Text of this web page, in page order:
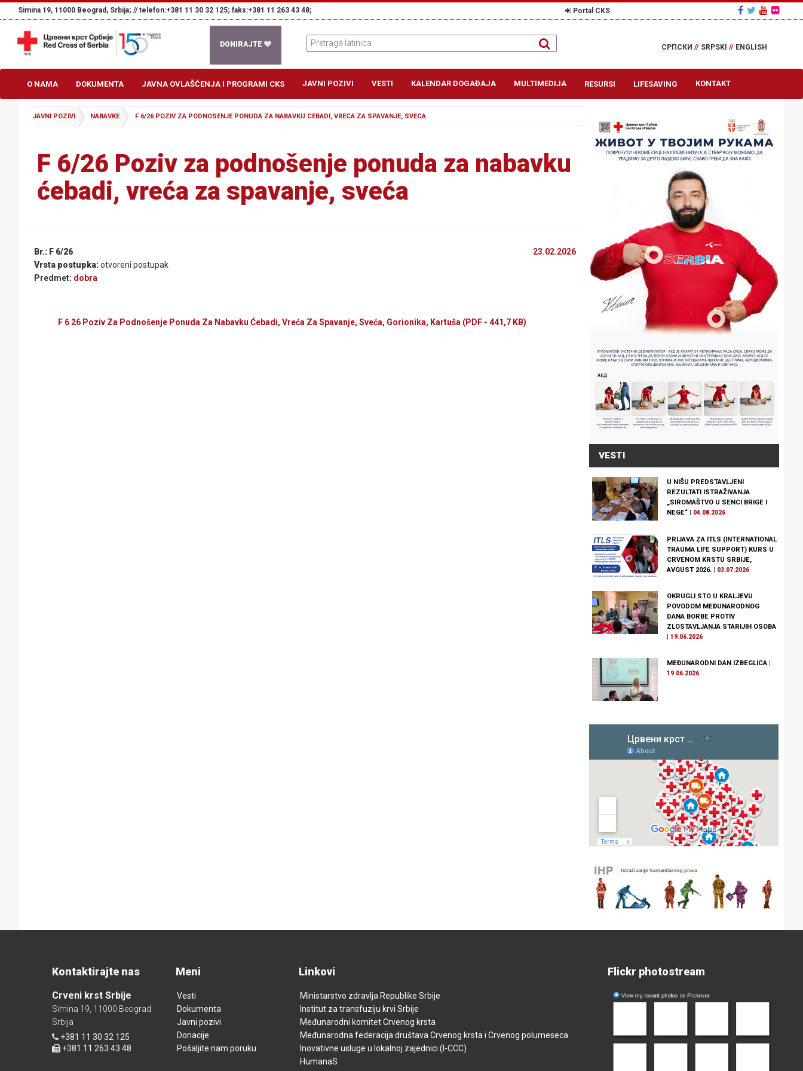
Simina 19, 11000 Beograd, Srbija; // telefon:+381 11 30 32 125; faks:+381 11 263 43 48; Portal CKS
DONIRAJTE СРПСКИ // SRPSKI // ENGLISH
O NAMA DOKUMENTA JAVNA OVLAŠĆENJA I PROGRAMI CKS JAVNI POZIVI VESTI KALENDAR DOGAĐAJA MULTIMEDIJA RESURSI LIFESAVING KONTAKT
JAVNI POZIVI NABAVKE F 6/26 POZIV ZA PODNOSENJE PONUDA ZA NABAVKU CEBADI, VRECA ZA SPAVANJE, SVECA
F 6/26 Poziv za podnošenje ponuda za nabavku
ćebadi, vreća za spavanje, sveća
Br.: F 6/26
23.02.2026
Vrsta postupka:otvoreni postupak
Predmet: dobra
F 6 26 Poziv Za Podnošenje Ponuda Za Nabavku Ćebadi, Vreća Za Spavanje, Sveća, Gorionika, Kartuša (PDF - 441,7 KB)
VESTI
U NIŠU PREDSTAVLJENI
REZULTATI ISTRAŽIVANJA
„SIROMAŠTVO U SENCI BRIGE I
NEGE“
04.08.2026
PRIJAVA ZA ITLS (INTERNATIONAL
TRAUMA LIFE SUPPORT) KURS U
CRVENOM KRSTU SRBIJE,
AVGUST 2026. | 03.07.2026
OKRUGLI STO U KRALJEVU
POVODOM MEĐUNARODNOG
DANA BORBE PROTIV
ZLOSTAVLJANJA STARIJIH OSOBA
|19.06.2026
MEĐUNARODNI DAN IZBEGLICA
19.06.2026
Kontaktirajte nas
Crveni krst Srbije
Simina 19, 11000 Beograd
Srbija
+381 11 30 32 125
+381 11 263 43 48
Meni
Vesti
Dokumenta
Javni pozivi
Donacije
Pošaljite nam poruku
Linkovi
Ministarstvo zdravlja Republike Srbije
Institut za transfuziju krvi Srbije
Međunarodni komitet Crvenog krsta
Međunarodna federacija društava Crvenog krsta i Crvenog polumeseca
Inovativne usluge u lokalnoj zajednici (I-CCC)
HumanaS
Flickr photostream